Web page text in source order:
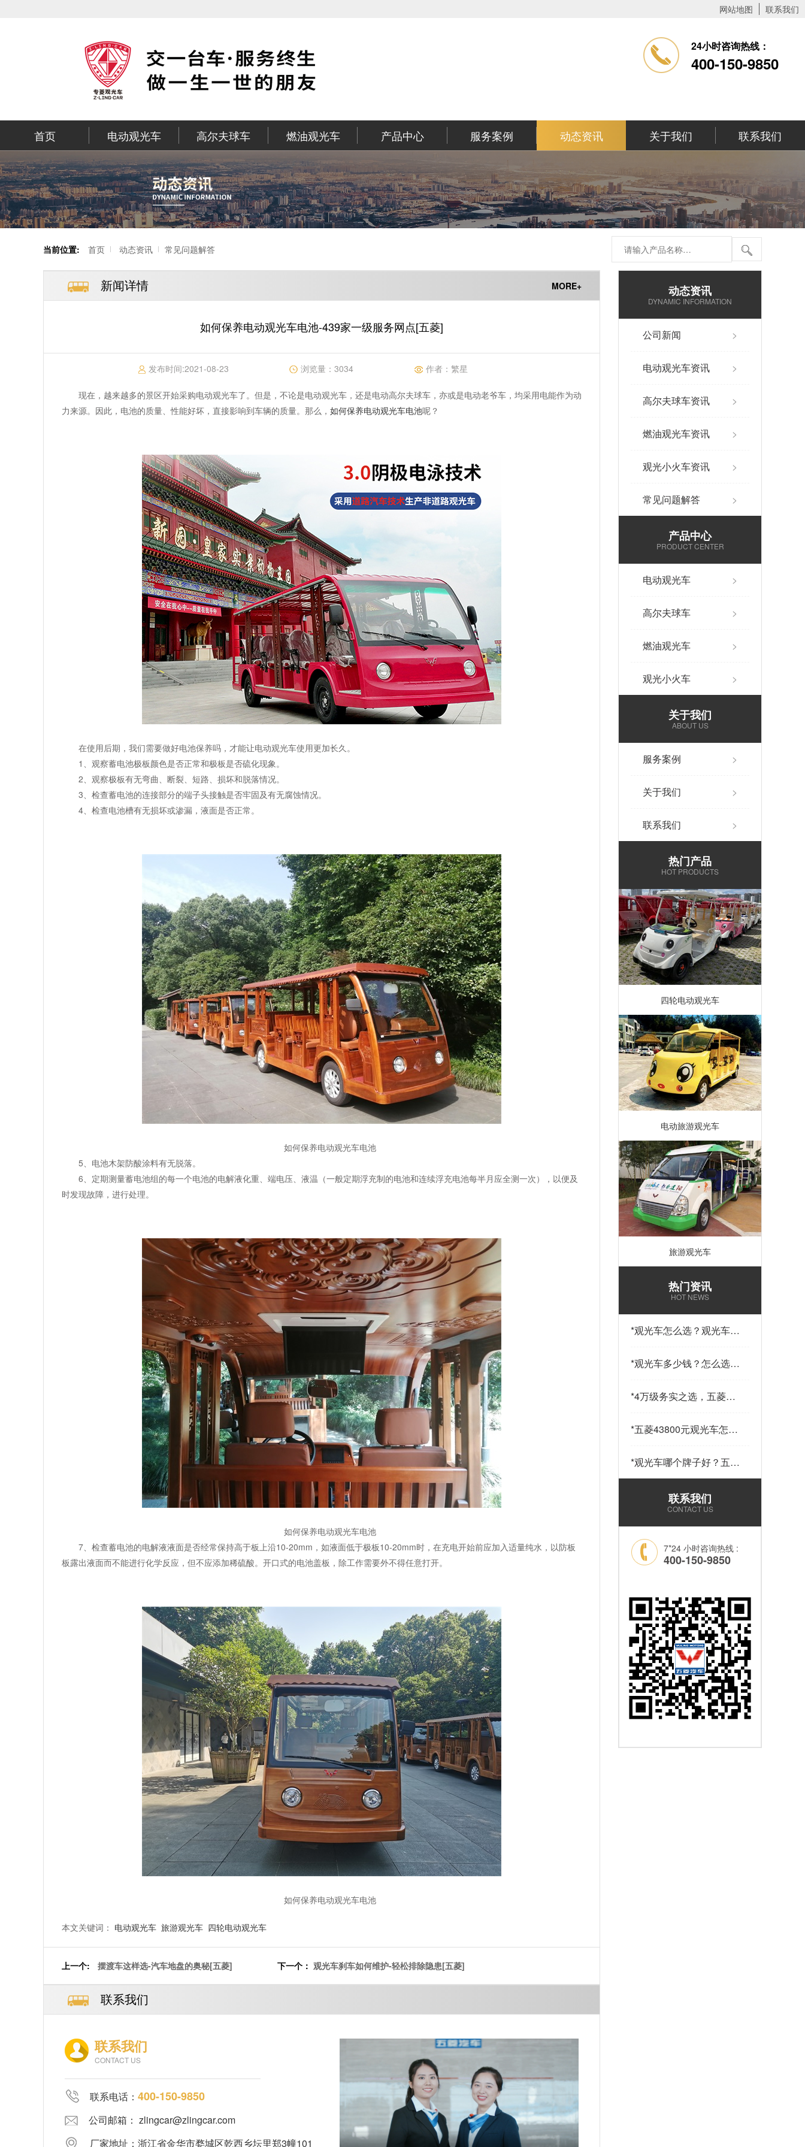
网站地图 联系我们
24小时咨询热线：
400-150-9850
首页 电动观光车 高尔夫球车 燃油观光车 产品中心 服务案例 动态资讯 关于我们 联系我们
当前位置: 首页 动态资讯 常见问题解答
新闻详情 MORE+
如何保养电动观光车电池-439家一级服务网点[五菱]
发布时间:2021-08-23 浏览量：3034 作者： 繁星
现在，越来越多的景区开始采购电动观光车了。但是，不论是电动观光车，还是电动高尔夫球车，亦或是电动老爷车，均采用电能作为动
力来源。因此，电池的质量、性能好坏，直接影响到车辆的质量。那么， 如何保养电动观光车电池呢？
在使用后期，我们需要做好电池保养吗，才能让电动观光车使用更加长久。
1、观察蓄电池极板颜色是否正常和极板是否硫化现象。
2、观察极板有无弯曲、断裂、短路、损坏和脱落情况。
3、检查蓄电池的连接部分的端子头接触是否牢固及有无腐蚀情况。
4、检查电池槽有无损坏或渗漏，液面是否正常。
如何保养电动观光车电池
5、电池木架防酸涂料有无脱落。
6、定期测量蓄电池组的每一个电池的电解液化重、端电压、液温（一般定期浮充制的电池和连续浮充电池每半月应全测一次），以便及
时发现故障，进行处理。
如何保养电动观光车电池
7、检查蓄电池的电解液液面是否经常保持高于板上沿10-20mm，如液面低于极板10-20mm时，在充电开始前应加入适量纯水，以防板
板露出液面而不能进行化学反应，但不应添加稀硫酸。开口式的电池盖板，除工作需要外不得任意打开。
如何保养电动观光车电池
本文关键词： 电动观光车 旅游观光车 四轮电动观光车
上一个: 摆渡车这样选-汽车地盘的奥秘[五菱] 下一个： 观光车刹车如何维护-轻松排除隐患[五菱]
联系我们
联系我们
CONTACT US
联系电话： 400-150-9850
公司邮箱： zlingcar@zlingcar.com
厂家地址：浙江省金华市婺城区乾西乡坛里郑3幢101
动态资讯
DYNAMIC INFORMATION
公司新闻 >
电动观光车资讯 >
高尔夫球车资讯 >
燃油观光车资讯 >
观光小火车资讯 >
常见问题解答 >
产品中心
PRODUCT CENTER
电动观光车 >
高尔夫球车 >
燃油观光车 >
观光小火车 >
关于我们
ABOUT US
服务案例 >
关于我们 >
联系我们 >
热门产品
HOT PRODUCTS
四轮电动观光车
电动旅游观光车
旅游观光车
热门资讯
HOT NEWS
*观光车怎么选？观光车多
14座观光车——购车指南
请查收…
*观光车多少钱？怎么选？
答案…
*4万级务实之选，五菱
与性价比…
*五菱43800元观光车怎么
一公里”接驳更舒心！…
*观光车哪个牌子好？五菱
43800元14座锂电观光车
——选靠谱品牌，看质量
和耐用就够了！…
联系我们
CONTACT US
7*24 小时咨询热线 :
400-150-9850